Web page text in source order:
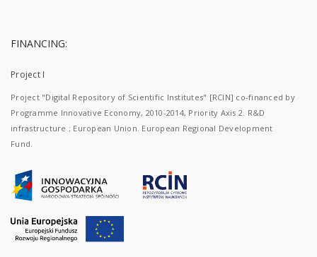
FINANCING:
Project I
Project "Digital Repository of Scientific Institutes" [RCIN] co-financed by
Programme Innovative Economy, 2010-2014, Priority Axis 2. R&D
infrastructure ; European Union. European Regional Development
Fund.